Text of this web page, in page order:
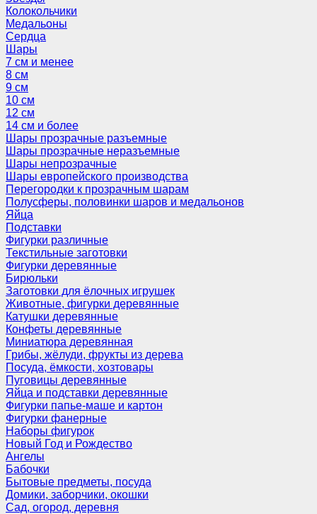
Колокольчики
Медальоны
Сердца
Шары
7 см и менее
8 см
9 см
10 см
12 см
14 см и более
Шары прозрачные разъемные
Шары прозрачные неразъемные
Шары непрозрачные
Шары европейского производства
Перегородки к прозрачным шарам
Полусферы, половинки шаров и медальонов
Яйца
Подставки
Фигурки различные
Текстильные заготовки
Фигурки деревянные
Бирюльки
Заготовки для ёлочных игрушек
Животные, фигурки деревянные
Катушки деревянные
Конфеты деревянные
Миниатюра деревянная
Грибы, жёлуди, фрукты из дерева
Посуда, ёмкости, хозтовары
Пуговицы деревянные
Яйца и подставки деревянные
Фигурки папье-маше и картон
Фигурки фанерные
Наборы фигурок
Новый Год и Рождество
Ангелы
Бабочки
Бытовые предметы, посуда
Домики, заборчики, окошки
Сад, огород, деревня